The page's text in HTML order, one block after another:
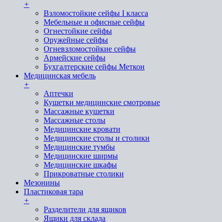
+
Взломостойкие сейфы I класса
Мебельные и офисные сейфы
Огнестойкие сейфы
Оружейные сейфы
Огневзломостойкие сейфы
Армейские сейфы
Бухгалтерские сейфы Меткон
Медицинская мебель
+
Аптечки
Кушетки медицинские смотровые
Массажные кушетки
Массажные столы
Медицинские кровати
Медицинские столы и столики
Медицинские тумбы
Медицинские ширмы
Медицинские шкафы
Прикроватные столики
Мезонины
Пластиковая тара
+
Разделители для ящиков
Ящики для склада